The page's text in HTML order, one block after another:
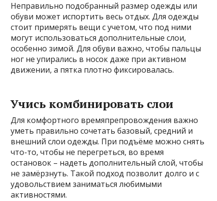
Неправильно подобранный размер одежды или
обуви может испортить весь отдых. Для одежды
стоит примерять вещи с учетом, что под ними
могут использоваться дополнительные слои,
особенно зимой. Для обуви важно, чтобы пальцы
ног не упирались в носок даже при активном
движении, а пятка плотно фиксировалась.
Учись комбинировать слои
Для комфортного времяпрепровождения важно
уметь правильно сочетать базовый, средний и
внешний слои одежды. При подъёме можно снять
что-то, чтобы не перегреться, во время
остановок – надеть дополнительный слой, чтобы
не замёрзнуть. Такой подход позволит долго и с
удовольствием заниматься любимыми
активностями.